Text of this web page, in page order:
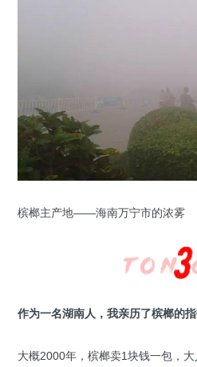
槟榔主产地——海南万宁市的浓雾
作为一名湖南人，我亲历了槟榔的指
大概2000年，槟榔卖1块钱一包，大